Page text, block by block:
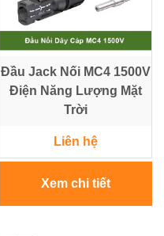
Đầu Jack Nối MC4 1500V
Điện Năng Lượng Mặt
Trời
Liên hệ
Xem chi tiết